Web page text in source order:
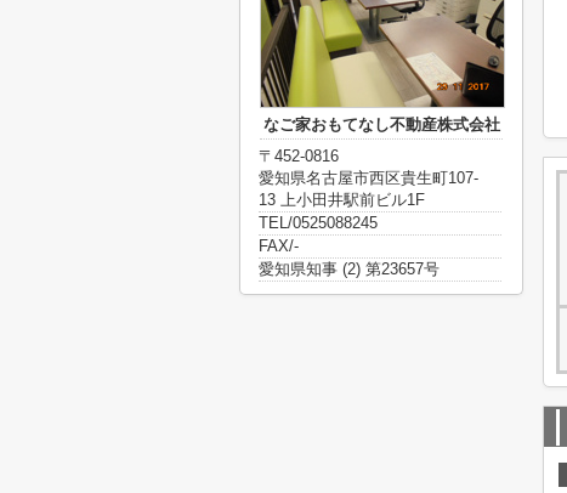
なご家おもてなし不動産株式会社
〒452-0816
愛知県名古屋市西区貴生町107-
13 上小田井駅前ビル1F
TEL/0525088245
FAX/-
愛知県知事 (2) 第23657号